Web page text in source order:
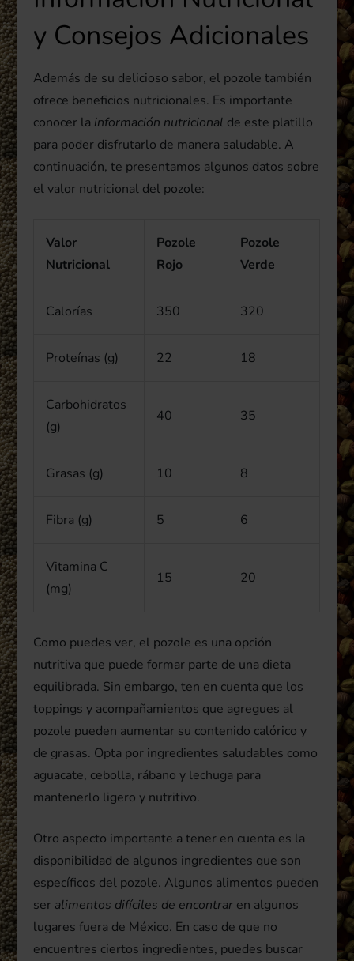
y Consejos Adicionales
Además de su delicioso sabor, el pozole también
ofrece beneficios nutricionales. Es importante
conocer la información nutricional de este platillo
para poder disfrutarlo de manera saludable. A
continuación, te presentamos algunos datos sobre
el valor nutricional del pozole:
Valor
Nutricional
Pozole
Rojo
Pozole
Verde
Calorías 350 320
Proteínas (g) 22 18
Carbohidratos
(g)
40 35
Grasas (g) 10 8
Fibra (g) 5 6
Vitamina C
(mg)
15 20
Como puedes ver, el pozole es una opción
nutritiva que puede formar parte de una dieta
equilibrada. Sin embargo, ten en cuenta que los
toppings y acompañamientos que agregues al
pozole pueden aumentar su contenido calórico y
de grasas. Opta por ingredientes saludables como
aguacate, cebolla, rábano y lechuga para
mantenerlo ligero y nutritivo.
Otro aspecto importante a tener en cuenta es la
disponibilidad de algunos ingredientes que son
específicos del pozole. Algunos alimentos pueden
ser alimentos difíciles de encontrar en algunos
lugares fuera de México. En caso de que no
encuentres ciertos ingredientes, puedes buscar